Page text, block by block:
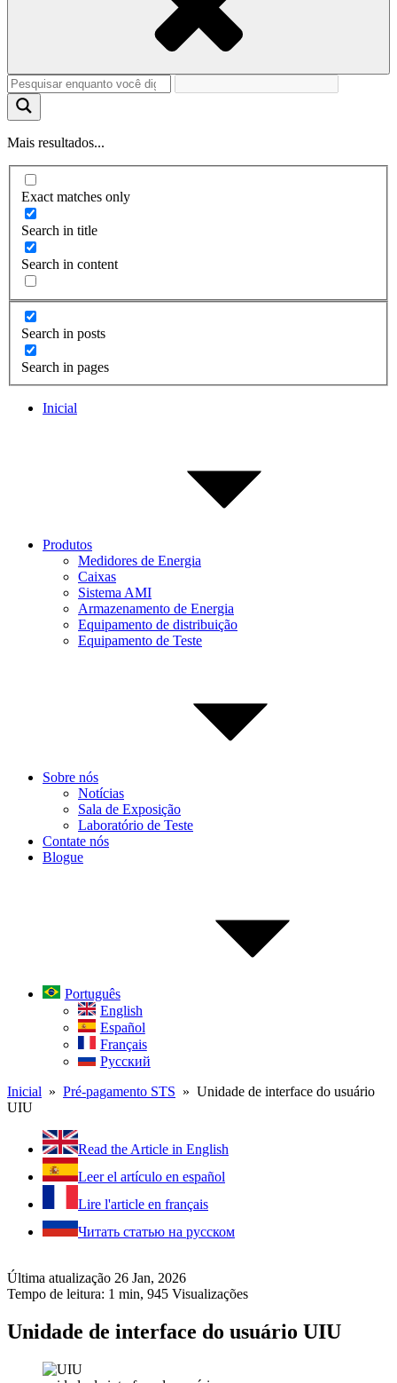
Mais resultados...
Exact matches only
Search in title
Search in content
Search in posts
Search in pages
Inicial
Produtos
Medidores de Energia
Caixas
Sistema AMI
Armazenamento de Energia
Equipamento de distribuição
Equipamento de Teste
Sobre nós
Notícias
Sala de Exposição
Laboratório de Teste
Contate nós
Blogue
Português
English
Español
Français
Русский
Inicial » Pré-pagamento STS » Unidade de interface do usuário
UIU
Read the Article in English
Leer el artículo en español
Lire l'article en français
Читать статью на русском
Última atualização 26 Jan, 2026
Tempo de leitura: 1 min, 945 Visualizações
Unidade de interface do usuário UIU